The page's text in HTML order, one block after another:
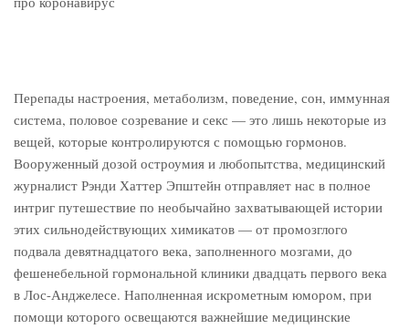
Перепады настроения, метаболизм, поведение, сон, иммунная
система, половое созревание и секс — это лишь некоторые из
вещей, которые контролируются с помощью гормонов.
Вооруженный дозой остроумия и любопытства, медицинский
журналист Рэнди Хаттер Эпштейн отправляет нас в полное
интриг путешествие по необычайно захватывающей истории
этих сильнодействующих химикатов — от промозглого
подвала девятнадцатого века, заполненного мозгами, до
фешенебельной гормональной клиники двадцать первого века
в Лос-Анджелесе. Наполненная искрометным юмором, при
помощи которого освещаются важнейшие медицинские